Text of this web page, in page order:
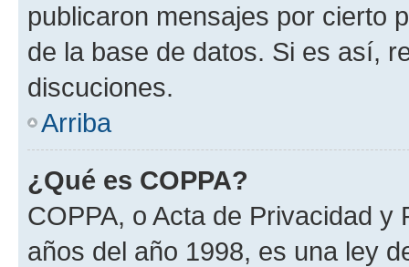
publicaron mensajes por cierto
de la base de datos. Si es así,
discuciones.
Arriba
¿Qué es COPPA?
COPPA, o Acta de Privacidad
años del año 1998, es una ley